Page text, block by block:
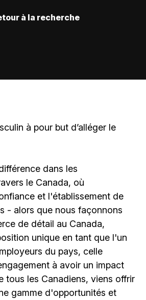
à la recherche
à pour but d’alléger le
dans les
le Canada, où
et l'établissement de
- alors que nous façonnons
de détail au Canada,
unique en tant que l'un
du pays, celle
à avoir un impact
tous les Canadiens, viens offrir
gamme d'opportunités et